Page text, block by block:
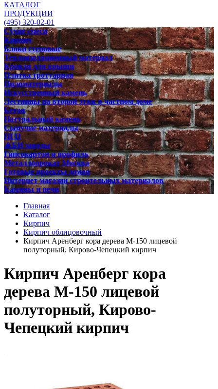
КАТАЛОГ
ПРОДУКЦИИ
(495) 320-02-01
Сухие смеси
Кирпич
Блоки стеновые
Теплоизоляционный материал
Кровля для крыши
Плитка тротуарная
Пиломатериалы
Искусственный камень
Лестницы на второй этаж в частном доме
Бетон
Натуральный камень
Сыпучие материалы
ПГП
ЖБИ заводы
Гипсокартон и профиль
Металлопрокат Москва
Готовые проекты домов
Интернет магазин строительных материалов
Камины и печи
Главная
Каталог
Кирпич
Кирпич облицовочный
Кирпич Аренберг кора дерева М-150 лицевой
полуторный, Кирово-Чепецкий кирпич
Кирпич Аренберг кора
дерева М-150 лицевой
полуторный, Кирово-
Чепецкий кирпич